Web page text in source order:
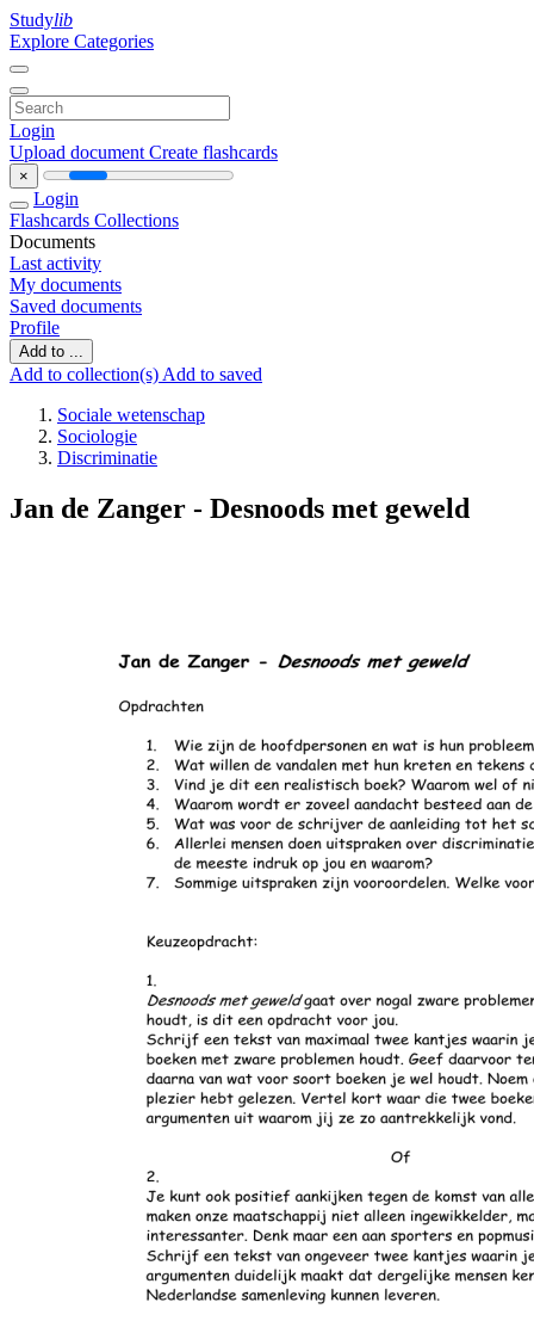
Studylib
Explore Categories
Login
Upload document Create flashcards
×
Login
Flashcards Collections
Documents
Last activity
My documents
Saved documents
Profile
Add to ...
Add to collection(s) Add to saved
Sociale wetenschap
Sociologie
Discriminatie
Jan de Zanger - Desnoods met geweld